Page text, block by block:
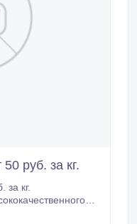
руб. за кг.
за кг.